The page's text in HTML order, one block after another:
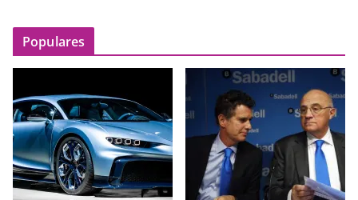
Populares